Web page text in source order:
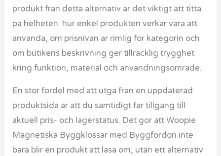
produkt fran detta alternativ ar det viktigt att titta
pa helheten: hur enkel produkten verkar vara att
anvanda, om prisnivan ar rimlig for kategorin och
om butikens beskrivning ger tillracklig trygghet
kring funktion, material och anvandningsomrade.
En stor fordel med att utga fran en uppdaterad
produktsida ar att du samtidigt far tillgang till
aktuell pris- och lagerstatus. Det gor att Woopie
Magnetiska Byggklossar med Byggfordon inte
bara blir en produkt att lasa om, utan ett alternativ